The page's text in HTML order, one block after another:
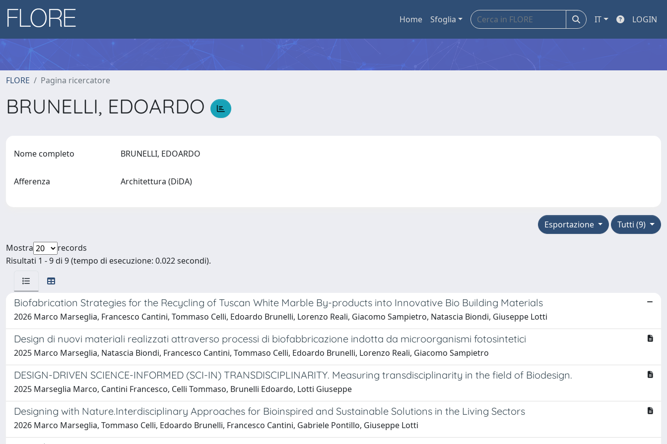
Home Sfoglia IT LOGIN
FLORE Pagina ricercatore
BRUNELLI, EDOARDO
Nome completo BRUNELLI, EDOARDO
Afferenza Architettura (DiDA)
Tutti (9)
Esportazione
Mostra
records
Risultati 1 - 9 di 9 (tempo di esecuzione: 0.022 secondi).
Biofabrication Strategies for the Recycling of Tuscan White Marble By-products into Innovative Bio Building Materials
2026 Marco Marseglia, Francesco Cantini, Tommaso Celli, Edoardo Brunelli, Lorenzo Reali, Giacomo Sampietro, Natascia Biondi, Giuseppe Lotti
Design di nuovi materiali realizzati attraverso processi di biofabbricazione indotta da microorganismi fotosintetici
2025 Marco Marseglia, Natascia Biondi, Francesco Cantini, Tommaso Celli, Edoardo Brunelli, Lorenzo Reali, Giacomo Sampietro
DESIGN-DRIVEN SCIENCE-INFORMED (SCI-IN) TRANSDISCIPLINARITY. Measuring transdisciplinarity in the field of Biodesign.
2025 Marseglia Marco, Cantini Francesco, Celli Tommaso, Brunelli Edoardo, Lotti Giuseppe
Designing with Nature.Interdisciplinary Approaches for Bioinspired and Sustainable Solutions in the Living Sectors
2026 Marco Marseglia, Tommaso Celli, Edoardo Brunelli, Francesco Cantini, Gabriele Pontillo, Giuseppe Lotti